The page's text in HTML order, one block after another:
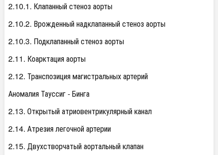
2.10.1. Клапанный стеноз аорты
2.10.2. Врожденный надклапанный стеноз аорты
2.10.3. Подклапанный стеноз аорты
2.11. Коарктация аорты
2.12. Транспозиция магистральных артерий
Аномалия Тауссиг - Бинга
2.13. Открытый атриовентрикулярный канал
2.14. Атрезия легочной артерии
2.15. Двухстворчатый аортальный клапан